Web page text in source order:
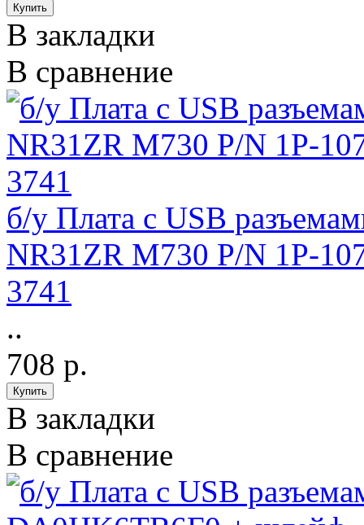
В закладки
В сравнение
б/у Плата с USB
NR31ZR M730 P/N 1P-
3741
..
708 р.
В закладки
В сравнение